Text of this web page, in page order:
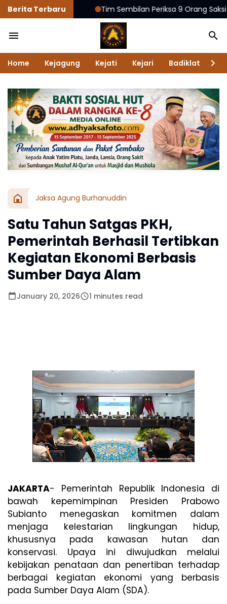
Berita TerbaruTim Sembilan Periksa 9 Orang Saksi dan
Home Kejagung Kejati Kejari Badiklat
Jaksa Agung Burhanuddin
Satu Tahun Satgas PKH,
Pemerintah Berhasil Tertibkan
Kegiatan Ekonomi Berbasis
Sumber Daya Alam
January 20, 2026 1 minutes read
JAKARTA- Pemerintah Republik Indonesia di
bawah kepemimpinan Presiden Prabowo
Subianto menegaskan komitmen dalam
menjaga kelestarian lingkungan hidup,
khususnya pada kawasan hutan dan
konservasi. Upaya ini diwujudkan melalui
kebijakan penataan dan penertiban terhadap
berbagai kegiatan ekonomi yang berbasis
pada Sumber Daya Alam (SDA).